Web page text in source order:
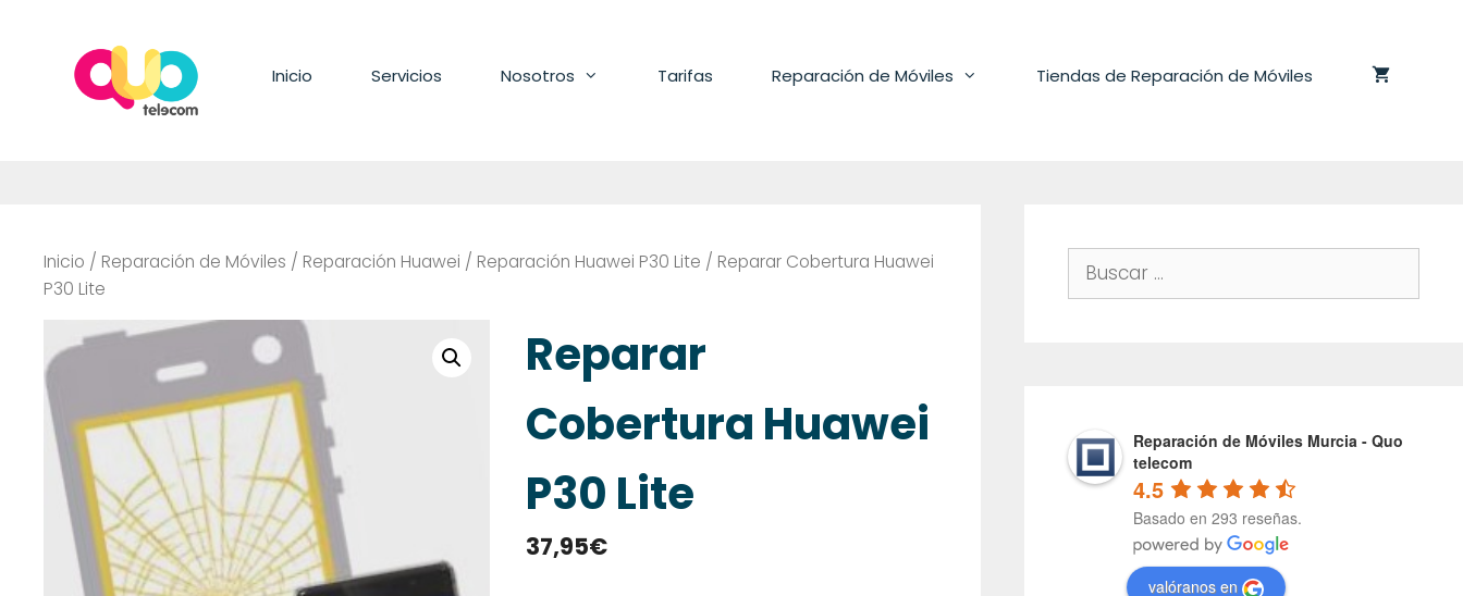
contenido
Inicio Servicios Nosotros Tarifas Reparación de Móviles Tiendas de Reparación de Móviles
Inicio / Reparación de Móviles / Reparación Huawei / Reparación Huawei P30 Lite / Reparar Cobertura Huawei
P30 Lite
Reparar
Cobertura Huawei
P30 Lite
37,95€
Buscar:
Reparación de Móviles Murcia - Quo
telecom
4.5
Basado en 293 reseñas.
valóranos en